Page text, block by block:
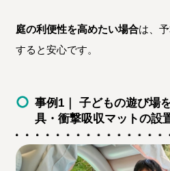
庭の利便性を高めたい場合は、
すると安心です。
事例1｜ 子どもの遊び場
具・衝撃吸収マットの設